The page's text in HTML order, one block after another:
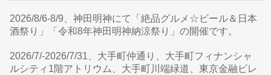
2026/8/6-8/9、神田明神にて「絶品グルメ☆ビール＆日本
酒祭り」「令和8年神田明神納涼祭り」の開催です。
2026/7/-2026/7/31、大手町仲通り、大手町フィナンシャ
ルシティ1階アトリウム、大手町川端緑道、東京金融ビレ